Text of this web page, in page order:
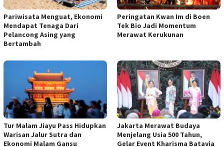
Pariwisata Menguat, Ekonomi
Mendapat Tenaga Dari
Pelancong Asing yang
Bertambah
Peringatan Kwan Im di Boen
Tek Bio Jadi Momentum
Merawat Kerukunan
Tur Malam Jiayu Pass Hidupkan
Warisan Jalur Sutra dan
Ekonomi Malam Gansu
Jakarta Merawat Budaya
Menjelang Usia 500 Tahun,
Gelar Event Kharisma Batavia